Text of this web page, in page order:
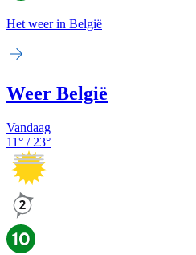
Het weer in België
Weer België
Vandaag
11° / 23°